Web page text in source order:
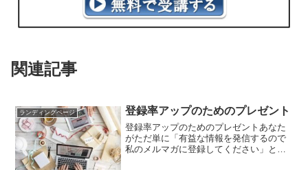
関連記事
ランディングページ 登録率アップのためのプレゼント
登録率アップのためのプレゼントあなた
がただ単に「有益な情報を発信するので
私のメルマガに登録してください」と呼